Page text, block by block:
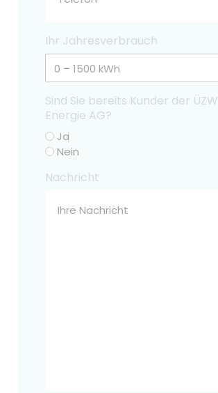
Ihr Jahresverbrauch
Sind Sie bereits Kunder der ÜZW
Energie AG?
Ja
Nein
Nachricht